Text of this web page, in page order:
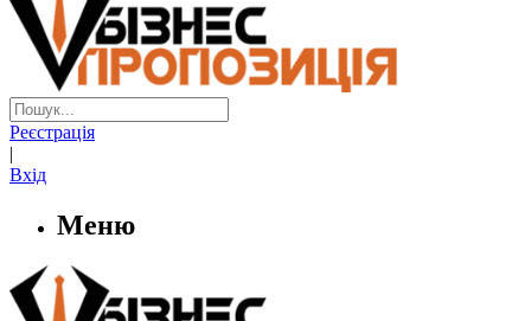
Реєстрація
|
Вхід
Меню